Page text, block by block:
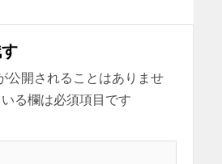
公開されることはありませ
る欄は必須項目です